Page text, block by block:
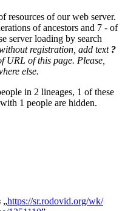
resources of our web server.
of ancestors and 7 - of
server loading by search
registration, add text ?
URL of this page. Please,
else.
in 2 lineages, 1 of these
1 people are hidden.
„https://sr.rodovid.org/wk/